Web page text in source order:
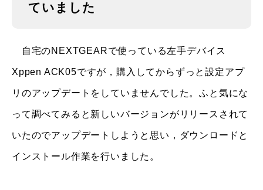
ていました
自宅のNEXTGEARで使っている左手デバイス
Xppen ACK05ですが，購入してからずっと設定アプ
リのアップデートをしていませんでした。ふと気にな
って調べてみると新しいバージョンがリリースされて
いたのでアップデートしようと思い，ダウンロードと
インストール作業を行いました。